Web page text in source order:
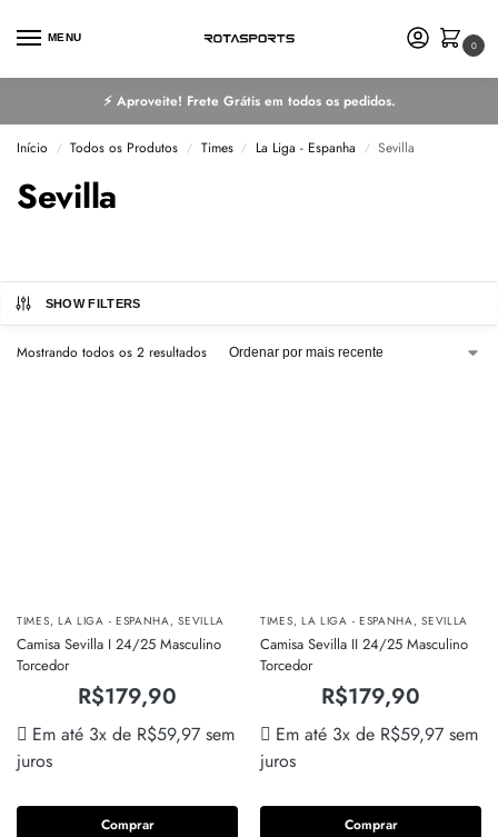
MENU
0
⚡ Aproveite! Frete Grátis em todos os pedidos.
Início / Todos os Produtos / Times / La Liga - Espanha / Sevilla
Sevilla
SHOW FILTERS
Mostrando todos os 2 resultados
TIMES, LA LIGA - ESPANHA,SEVILLA
Camisa Sevilla I 24/25 Masculino
Torcedor
R$179,90
Em até 3x de R$59,97 sem
juros
Comprar
TIMES, LA LIGA - ESPANHA,SEVILLA
Camisa Sevilla II 24/25 Masculino
Torcedor
R$179,90
Em até 3x de R$59,97 sem
juros
Comprar